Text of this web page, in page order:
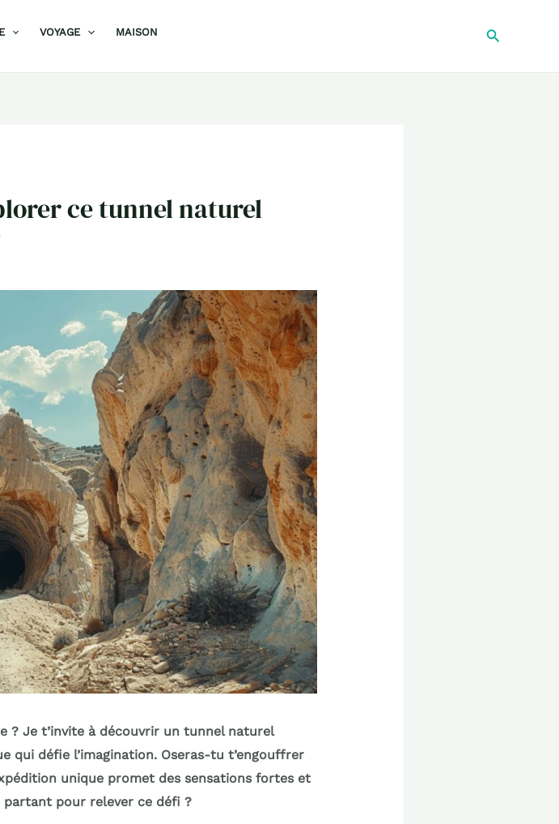
VOYAGE MAISON
ce tunnel naturel
? Je t’invite à découvrir un tunnel naturel
qui défie l’imagination. Oseras-tu t’engouffrer
unique promet des sensations fortes et
partant pour relever ce défi ?